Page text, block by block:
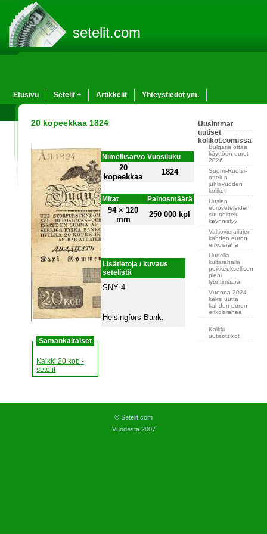
setelit.com
Etusivu Setelit + Artikkelit Yhteystiedot ym.
20 kopeekkaa 1824
Samankaltaiset
Kaikki 20 kop -
setelit
Nimellisarvo Vuosiluku
20
kopeekkaa
1824
Mitat Painosmäärä
94 × 120
mm
250 000 kpl
Lisätietoja / kuvaus
setelistä
SNY 4
Helsingfors Bank.
Uusimmat
uutiset
kolikot.comissa
Bulgaria ottaa
käyttöön eurot
2026
Suomi-Ruotsi-
ottelun
juhlavuoden
kolikot
Uusien
euroseteleiden
suunnittelu
käynnistyy
Valtiovierailujen
kahden euron
erikoisraha
Uudella
kultarahalla
poikkeuksellisen
pieni
lyöntimäärä
Vuonna 2024
kaksi uutta
kahden euron
erikoisrahaa
Kaikki
uutisotsikot
© Setelit.com
Vuodesta 2007